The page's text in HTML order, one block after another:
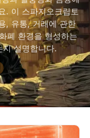
. 이 스파지오크립토
, 유통, 거래에 관한
폐 환경을 형성하는
설명합니다.